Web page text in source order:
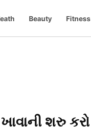
Beauty Fitness
શરુ કરો